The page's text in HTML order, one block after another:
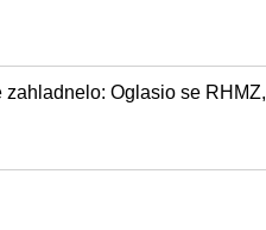
Oglasio se RHMZ,